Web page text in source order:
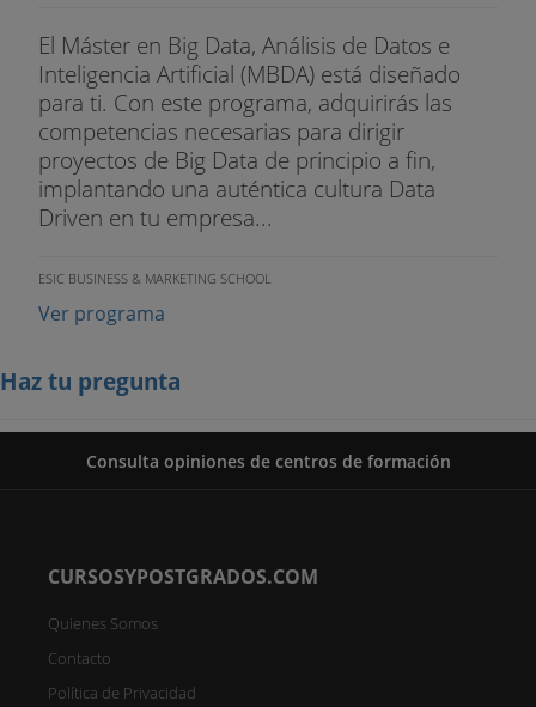
El Máster en Big Data, Análisis de Datos e
Inteligencia Artificial (MBDA) está diseñado
para ti. Con este programa, adquirirás las
competencias necesarias para dirigir
proyectos de Big Data de principio a fin,
implantando una auténtica cultura Data
Driven en tu empresa...
ESIC BUSINESS & MARKETING SCHOOL
Ver programa
Haz tu pregunta
Consulta opiniones de centros de formación
CURSOSYPOSTGRADOS.COM
Quienes Somos
Contacto
Política de Privacidad